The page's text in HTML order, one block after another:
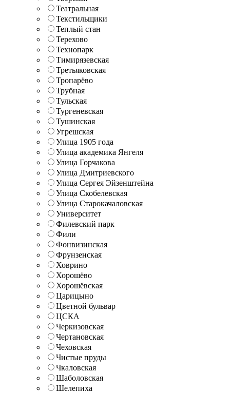
Театральная
Текстильщики
Теплый стан
Терехово
Технопарк
Тимирязевская
Третьяковская
Тропарёво
Трубная
Тульская
Тургеневская
Тушинская
Угрешская
Улица 1905 года
Улица академика Янгеля
Улица Горчакова
Улица Дмитриевского
Улица Сергея Эйзенштейна
Улица Скобелевская
Улица Старокачаловская
Университет
Филевский парк
Фили
Фонвизинская
Фрунзенская
Ховрино
Хорошёво
Хорошёвская
Царицыно
Цветной бульвар
ЦСКА
Черкизовская
Чертановская
Чеховская
Чистые пруды
Чкаловская
Шаболовская
Шелепиха